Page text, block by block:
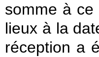
somme à
lieux à la
réception a